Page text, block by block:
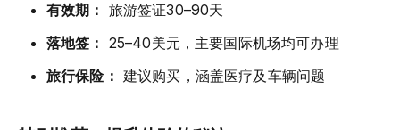
有效期： 旅游签证30–90天
落地签： 25–40美元，主要国际机场均可办理
旅行保险： 建议购买，涵盖医疗及车辆问题